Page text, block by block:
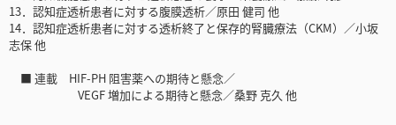
13．認知症透析患者に対する腹膜透析／原田 健司 他
14．認知症透析患者に対する透析終了と保存的腎臓療法（CKM）／小坂
志保 他
■ 連載 HIF-PH 阻害薬への期待と懸念／
VEGF 増加による期待と懸念／桑野 克久 他